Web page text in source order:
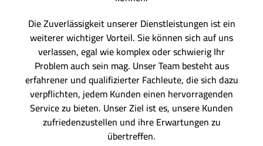
Die Zuverlässigkeit unserer Dienstleistungen ist ein
weiterer wichtiger Vorteil. Sie können sich auf uns
verlassen, egal wie komplex oder schwierig Ihr
Problem auch sein mag. Unser Team besteht aus
erfahrener und qualifizierter Fachleute, die sich dazu
verpflichten, jedem Kunden einen hervorragenden
Service zu bieten. Unser Ziel ist es, unsere Kunden
zufriedenzustellen und ihre Erwartungen zu
übertreffen.